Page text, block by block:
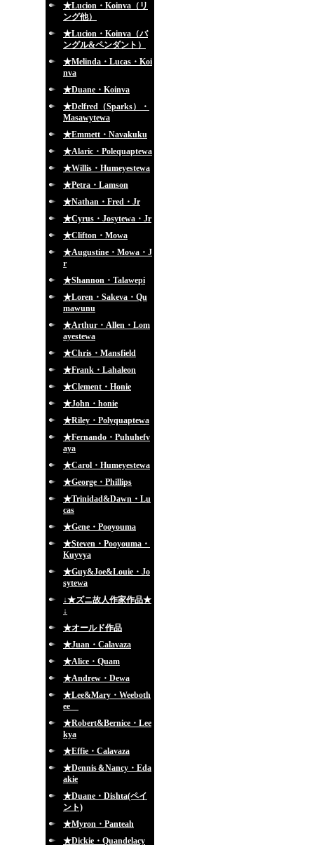
★Lucion・Koinva（リ
ング他）
★Lucion・Koinva（バ
ングル&ペンダント）
★Melinda・Lucas・Koi
nva
★Duane・Koinva
★Delfred（Sparks）・
Masawytewa
★Emmett・Navakuku
★Alaric・Polequaptewa
★Willis・Humeyestewa
★Petra・Lamson
★Nathan・Fred・Jr
★Cyrus・Josytewa・Jr
★Clifton・Mowa
★Augustine・Mowa・J
r
★Shannon・Talawepi
★Loren・Sakeva・Qu
mawunu
★Arthur・Allen・Lom
ayestewa
★Chris・Mansfield
★Frank・Lahaleon
★Clement・Honie
★John・honie
★Riley・Polyquaptewa
★Fernando・Puhuhefv
aya
★Carol・Humeyestewa
★George・Phillips
★Trinidad&Dawn・Lu
cas
★Gene・Pooyouma
★Steven・Pooyouma・
Kuyvya
★Guy&Joe&Louie・Jo
sytewa
↓★ズニ故人作家作品★
↓
★オールド作品
★Juan・Calavaza
★Alice・Quam
★Andrew・Dewa
★Lee&Mary・Weeboth
ee
★Robert&Bernice・Lee
kya
★Effie・Calavaza
★Dennis＆Nancy・Eda
akie
★Duane・Dishta(ペイ
ント)
★Myron・Panteah
★Dickie・Quandelacy